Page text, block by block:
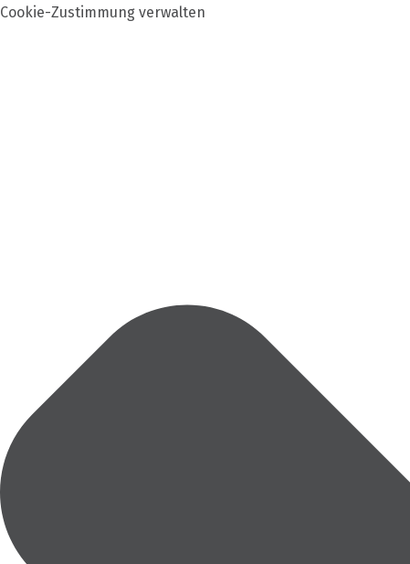
Cookie-Zustimmung verwalten